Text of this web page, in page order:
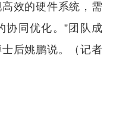
效的硬件系统，需
同优化。”团队成
后姚鹏说。（记者